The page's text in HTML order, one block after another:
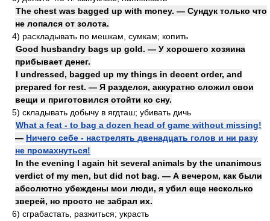
The chest was bagged up with money. — Сундук только что
не лопался от золота.
4) раскладывать по мешкам, сумкам; копить
Good husbandry bags up gold. — У хорошего хозяина
прибывает денег.
I undressed, bagged up my things in decent order, and
prepared for rest. — Я разделся, аккуратно сложил свои
вещи и приготовился отойти ко сну.
5) складывать добычу в ягдташ; убивать дичь
What a feat - to bag a dozen head of game without missing!
— Ничего себе - настрелять двенадцать голов и ни разу
не промахнуться!
In the evening I again hit several animals by the unanimous
verdict of my men, but did not bag. — А вечером, как были
абсолютно убеждены мои люди, я убил еще несколько
зверей, но просто не забрал их.
6) сграбастать, разжиться; украсть